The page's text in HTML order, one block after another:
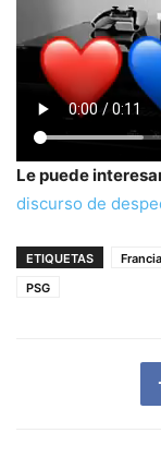
Le puede
discurso de
ETIQUETAS Francia
PSG